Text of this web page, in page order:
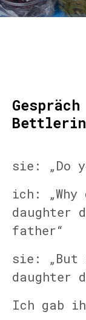
sie: „Do
ich: „Why
daughter
father“
sie: „But
daughter
Ich gab